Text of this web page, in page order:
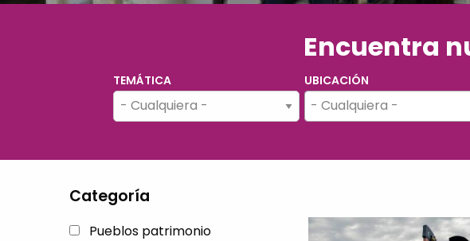
Encuentra
TEMÁTICA UBICACIÓN
- Cualquiera -
Categoría
Pueblos patrimonio